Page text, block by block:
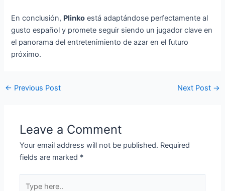
En conclusión, Plinko está adaptándose perfectamente al
gusto español y promete seguir siendo un jugador clave en
el panorama del entretenimiento de azar en el futuro
próximo.
← Previous Post Next Post →
Leave a Comment
Your email address will not be published. Required
fields are marked *